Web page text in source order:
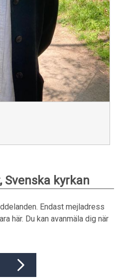
Svenska kyrkan
Endast mejladress
här. Du kan avanmäla dig när